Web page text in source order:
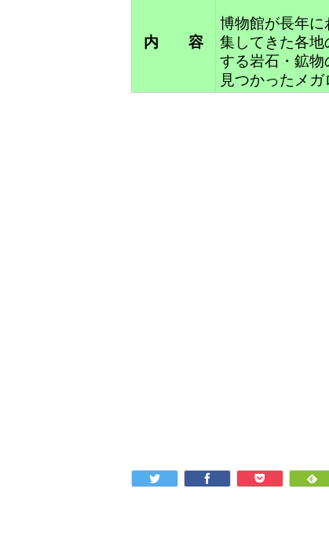
内 容
博物館が長年に
集してきた各
する岩石・鉱
見つかったメガ